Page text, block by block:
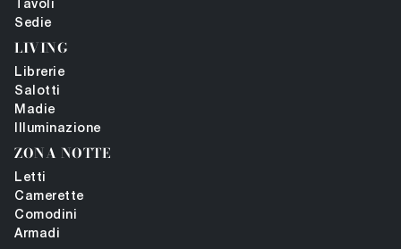
Tavoli
Sedie
LIVING
Librerie
Salotti
Madie
Illuminazione
ZONA NOTTE
Letti
Camerette
Comodini
Armadi